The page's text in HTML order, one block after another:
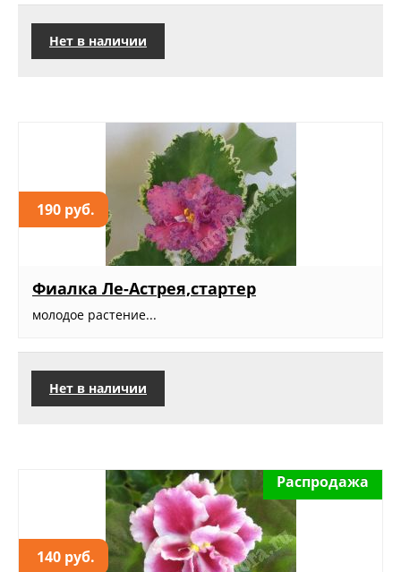
Нет в наличии
190 руб.
Фиалка Ле-Астрея,стартер
молодое растение...
Нет в наличии
140 руб.
Распродажа